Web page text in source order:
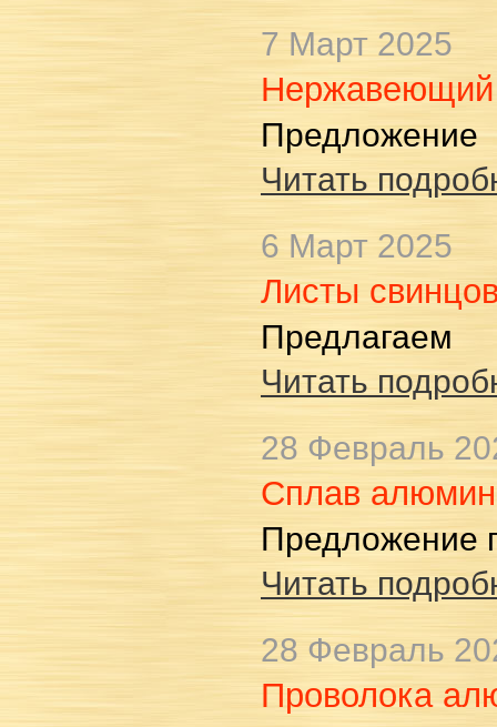
7 Март 2025
Нержавеющий
Предложение
Читать
6 Март 2025
Листы
Предлагаем
Читать
28 Февраль
Сплав
Предложение
Читать
28 Февраль
Проволока